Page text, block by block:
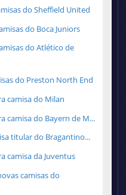
do Sheffield United
do Boca Juniors
do Atlético de
do Preston North End
camisa do Milan
camisa do Bayern de M...
titular do Bragantino...
camisa da Juventus
camisas do